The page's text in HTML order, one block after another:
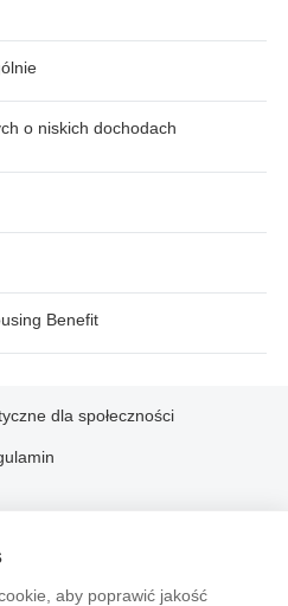
aby poprawić jakość
o niskich dochodach
Benefit
dla społeczności